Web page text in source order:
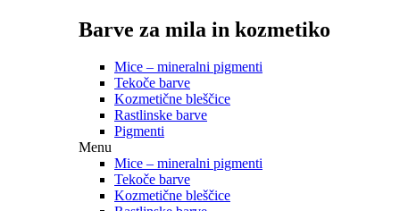
Barve za mila in kozmetiko
Mice – mineralni pigmenti
Tekoče barve
Kozmetične bleščice
Rastlinske barve
Pigmenti
Menu
Mice – mineralni pigmenti
Tekoče barve
Kozmetične bleščice